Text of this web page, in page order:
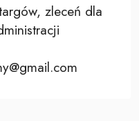
zleceń dla